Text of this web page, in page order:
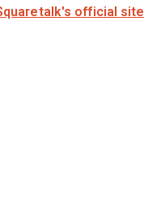
official site